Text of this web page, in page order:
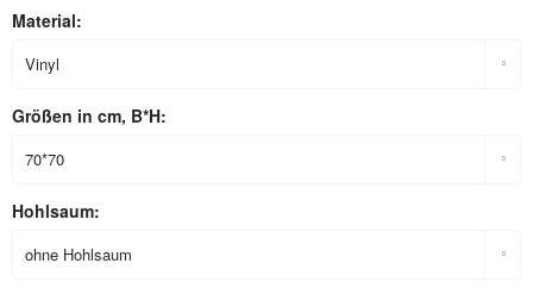
Material:
Größen in cm, B*H:
Hohlsaum: